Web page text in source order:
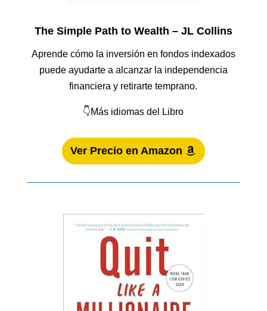
The Simple Path to Wealth – JL Collins
Aprende cómo la inversión en fondos indexados
puede ayudarte a alcanzar la independencia
financiera y retirarte temprano.
👇Más idiomas del Libro
Ver Precio en Amazon